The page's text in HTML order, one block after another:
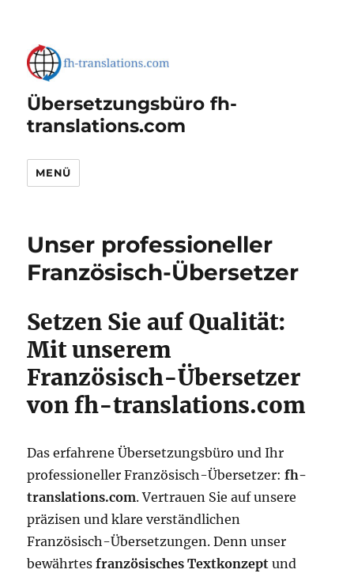
Übersetzungsbüro fh-
translations.com
MENÜ
Unser professioneller
Französisch-Übersetzer
Setzen Sie auf Qualität:
Mit unserem
Französisch-Übersetzer
von fh-translations.com
Das erfahrene Übersetzungsbüro und Ihr
professioneller Französisch-Übersetzer:fh-
translations.com. Vertrauen Sie auf unsere
präzisen und klare verständlichen
Französisch-Übersetzungen. Denn unser
bewährtesfranzösisches Textkonzept und